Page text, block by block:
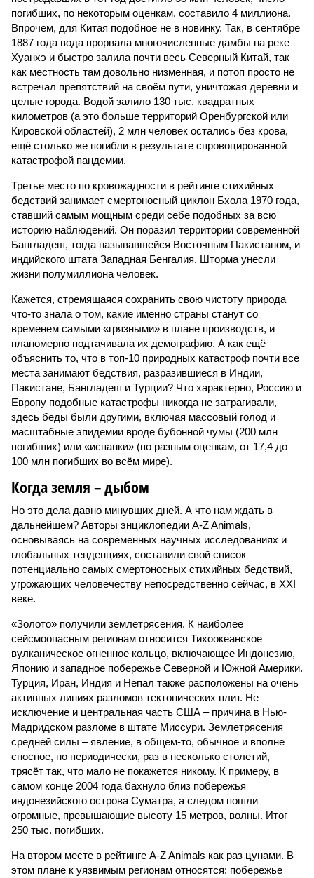
погибших, по некоторым оценкам, составило 4 миллиона.
Впрочем, для Китая подобное не в новинку. Так, в сентябре
1887 года вода прорвала многочисленные дамбы на реке
Хуанхэ и быстро залила почти весь Северный Китай, так
как местность там довольно низменная, и потоп просто не
встречал препятствий на своём пути, уничтожая деревни и
целые города. Водой залило 130 тыс. квадратных
километров (а это больше территорий Оренбургской или
Кировской областей), 2 млн человек остались без крова,
ещё столько же погибли в результате спровоцированной
катастрофой пандемии.
Третье место по кровожадности в рейтинге стихийных
бедствий занимает смертоносный циклон Бхола 1970 года,
ставший самым мощным среди себе подобных за всю
историю наблюдений. Он поразил территории современной
Бангладеш, тогда называвшейся Восточным Пакистаном, и
индийского штата Западная Бенгалия. Шторма унесли
жизни полумиллиона человек.
Кажется, стремящаяся сохранить свою чистоту природа
что-то знала о том, какие именно страны станут со
временем самыми «грязными» в плане производств, и
планомерно подтачивала их демографию. А как ещё
объяснить то, что в топ-10 природных катастроф почти все
места занимают бедствия, разразившиеся в Индии,
Пакистане, Бангладеш и Турции? Что характерно, Россию и
Европу подобные катастрофы никогда не затрагивали,
здесь беды были другими, включая массовый голод и
масштабные эпидемии вроде бубонной чумы (200 млн
погибших) или «испанки» (по разным оценкам, от 17,4 до
100 млн погибших во всём мире).
Когда земля – дыбом
Но это дела давно минувших дней. А что нам ждать в
дальнейшем? Авторы энциклопедии A-Z Animals,
основываясь на современных научных исследованиях и
глобальных тенденциях, составили свой список
потенциально самых смертоносных стихийных бедствий,
угрожающих человечеству непосредственно сейчас, в XXI
веке.
«Золото» получили землетрясения. К наиболее
сейсмоопасным регионам относится Тихоокеанское
вулканическое огненное кольцо, включающее Индонезию,
Японию и западное побережье Северной и Южной Америки.
Турция, Иран, Индия и Непал также расположены на очень
активных линиях разломов тектонических плит. Не
исключение и центральная часть США – причина в Нью-
Мадридском разломе в штате Миссури. Землетрясения
средней силы – явление, в общем-то, обычное и вполне
сносное, но периодически, раз в несколько столетий,
трясёт так, что мало не покажется никому. К примеру, в
самом конце 2004 года бахнуло близ побережья
индонезийского острова Суматра, а следом пошли
огромные, превышающие высоту 15 метров, волны. Итог –
250 тыс. погибших.
На втором месте в рейтинге A-Z Animals как раз цунами. В
этом плане к уязвимым регионам относятся: побережье